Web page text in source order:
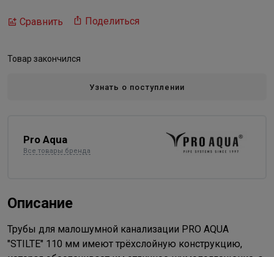
Сравнить Поделиться
Товар закончился
Узнать о поступлении
Pro Aqua
Все товары бренда
Описание
Трубы для малошумной канализации PRO AQUA
"STILTE" 110 мм имеют трёхслойную конструкцию,